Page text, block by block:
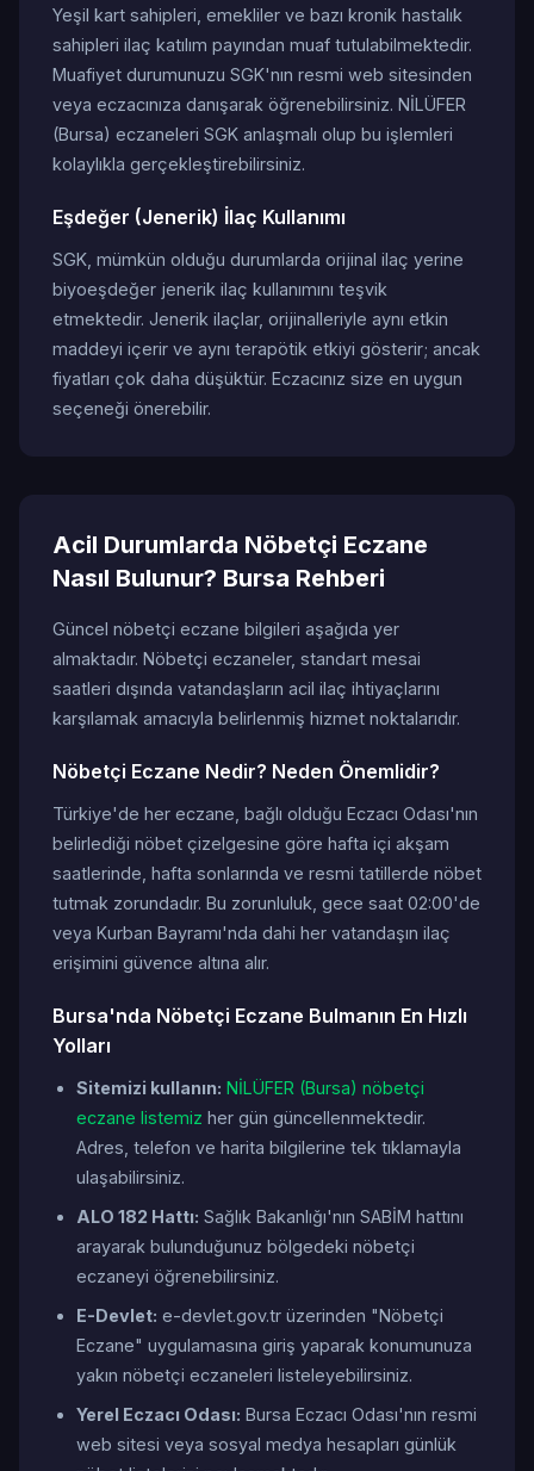
Yeşil kart sahipleri, emekliler ve bazı kronik hastalık
sahipleri ilaç katılım payından muaf tutulabilmektedir.
Muafiyet durumunuzu SGK'nın resmi web sitesinden
veya eczacınıza danışarak öğrenebilirsiniz. NİLÜFER
(Bursa) eczaneleri SGK anlaşmalı olup bu işlemleri
kolaylıkla gerçekleştirebilirsiniz.
Eşdeğer (Jenerik) İlaç Kullanımı
SGK, mümkün olduğu durumlarda orijinal ilaç yerine
biyoeşdeğer jenerik ilaç kullanımını teşvik
etmektedir. Jenerik ilaçlar, orijinalleriyle aynı etkin
maddeyi içerir ve aynı terapötik etkiyi gösterir; ancak
fiyatları çok daha düşüktür. Eczacınız size en uygun
seçeneği önerebilir.
Acil Durumlarda Nöbetçi Eczane
Nasıl Bulunur? Bursa Rehberi
Güncel nöbetçi eczane bilgileri aşağıda yer
almaktadır. Nöbetçi eczaneler, standart mesai
saatleri dışında vatandaşların acil ilaç ihtiyaçlarını
karşılamak amacıyla belirlenmiş hizmet noktalarıdır.
Nöbetçi Eczane Nedir? Neden Önemlidir?
Türkiye'de her eczane, bağlı olduğu Eczacı Odası'nın
belirlediği nöbet çizelgesine göre hafta içi akşam
saatlerinde, hafta sonlarında ve resmi tatillerde nöbet
tutmak zorundadır. Bu zorunluluk, gece saat 02:00'de
veya Kurban Bayramı'nda dahi her vatandaşın ilaç
erişimini güvence altına alır.
Bursa'nda Nöbetçi Eczane Bulmanın En Hızlı
Yolları
Sitemizi kullanın: NİLÜFER (Bursa) nöbetçi
eczane listemiz her gün güncellenmektedir.
Adres, telefon ve harita bilgilerine tek tıklamayla
ulaşabilirsiniz.
ALO 182 Hattı: Sağlık Bakanlığı'nın SABİM hattını
arayarak bulunduğunuz bölgedeki nöbetçi
eczaneyi öğrenebilirsiniz.
E-Devlet: e-devlet.gov.tr üzerinden "Nöbetçi
Eczane" uygulamasına giriş yaparak konumunuza
yakın nöbetçi eczaneleri listeleyebilirsiniz.
Yerel Eczacı Odası: Bursa Eczacı Odası'nın resmi
web sitesi veya sosyal medya hesapları günlük